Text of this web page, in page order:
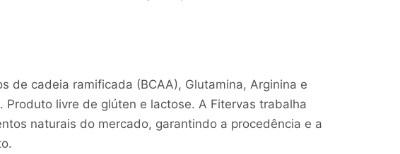
de cadeia ramificada (BCAA), Glutamina, Arginina e
Produto livre de glúten e lactose. A Fitervas trabalha
naturais do mercado, garantindo a procedência e a